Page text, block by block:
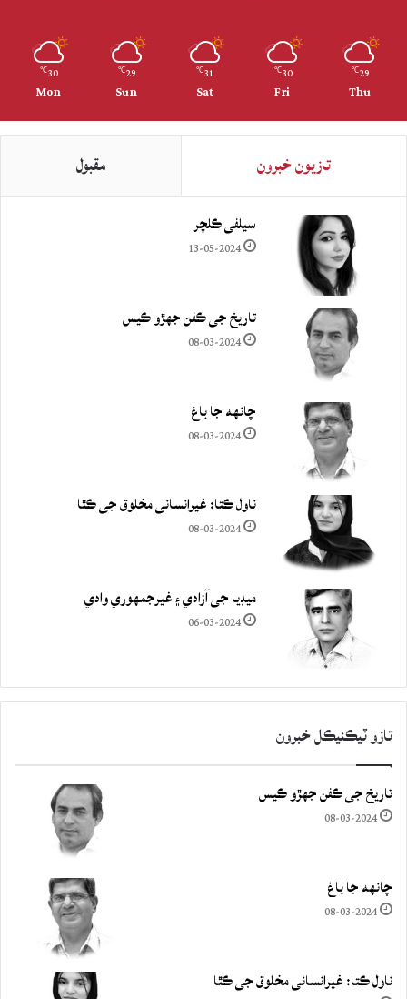
29
℃
Thu
30
℃
Fri
31
℃
Sat
29
℃
Sun
30
℃
Mon
تازيون خبرون مقبول
سيلفي ڪلچر
13-05-2024
تاريخ جي ڪفن جھڙو ڪيس
08-03-2024
چانهه جا باغ
08-03-2024
ناول ڪتا: غيرانساني مخلوق جي ڪٿا
08-03-2024
ميڊيا جي آزادي ۽ غيرجمھوري وادي
06-03-2024
تازو ٽيڪنيڪل خبرون
تاريخ جي ڪفن جھڙو ڪيس
08-03-2024
چانهه جا باغ
08-03-2024
ناول ڪتا: غيرانساني مخلوق جي ڪٿا